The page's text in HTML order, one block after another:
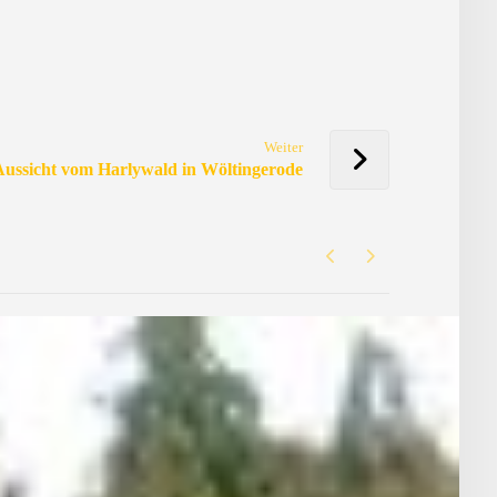
Weiter
vom Harlywald in Wöltingerode